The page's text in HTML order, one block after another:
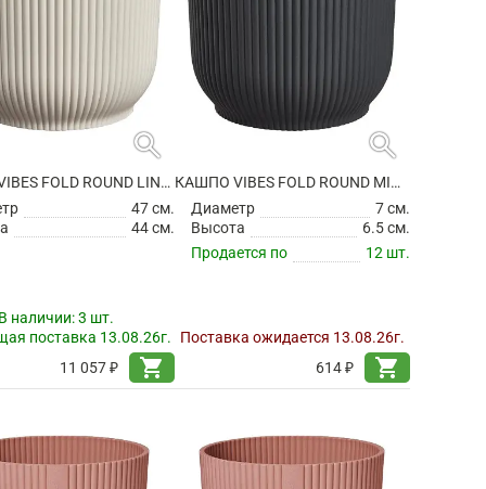
search
КАШПО VIBES FOLD ROUND LINEN WHITE
47 см.
44 см.
наличии:3 шт.
поставка 13.08.26г.
11 057 ₽
shopping_cart
search
КАШПО VIBES FOLD ROUND MINI ANTHRACITE
Диаметр
7 см.
Высота
6.5 см.
Продается по
12 шт.
Поставка ожидается 13.08.26г.
614 ₽
shopping_cart